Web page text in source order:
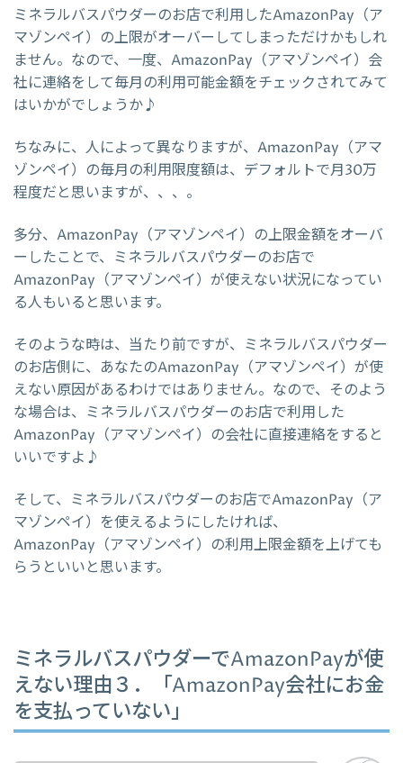
ミネラルバスパウダーのお店で利用したAmazonPay（ア
マゾンペイ）の上限がオーバーしてしまっただけかもしれ
ません。なので、一度、AmazonPay（アマゾンペイ）会
社に連絡をして毎月の利用可能金額をチェックされてみて
はいかがでしょうか♪
ちなみに、人によって異なりますが、AmazonPay（アマ
ゾンペイ）の毎月の利用限度額は、デフォルトで月30万
程度だと思いますが、、、。
多分、AmazonPay（アマゾンペイ）の上限金額をオーバ
ーしたことで、ミネラルバスパウダーのお店で
AmazonPay（アマゾンペイ）が使えない状況になってい
る人もいると思います。
そのような時は、当たり前ですが、ミネラルバスパウダー
のお店側に、あなたのAmazonPay（アマゾンペイ）が使
えない原因があるわけではありません。なので、そのよう
な場合は、ミネラルバスパウダーのお店で利用した
AmazonPay（アマゾンペイ）の会社に直接連絡をすると
いいですよ♪
そして、ミネラルバスパウダーのお店でAmazonPay（ア
マゾンペイ）を使えるようにしたければ、
AmazonPay（アマゾンペイ）の利用上限金額を上げても
らうといいと思います。
ミネラルバスパウダーでAmazonPayが使
えない理由３．「AmazonPay会社にお金
を支払っていない」